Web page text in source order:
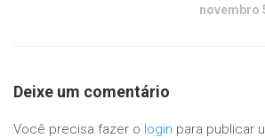
novembro
Deixe um comentário
Você precisa fazer o login para publicar